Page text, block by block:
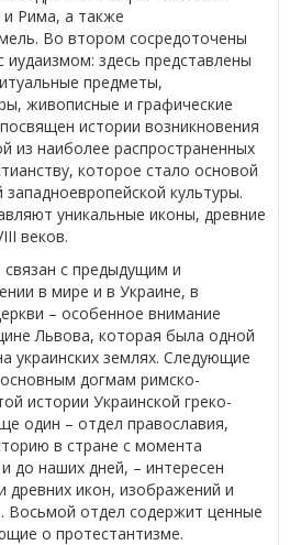
и Рима, а также
Во втором сосредоточены
здесь представлены
предметы,
живописные и графические
истории возникновения
из наиболее распространенных
которое стало основой
культуры.
уникальные иконы, древние
веков.
с предыдущим и
в мире и в Украине, в
– особенное внимание
Львова, которая была одной
украинских землях. Следующие
догмам римско-
истории Украинской греко-
один – отдел православия,
в стране с момента
до наших дней, – интересен
древних икон, изображений и
Восьмой отдел содержит ценные
о протестантизме.